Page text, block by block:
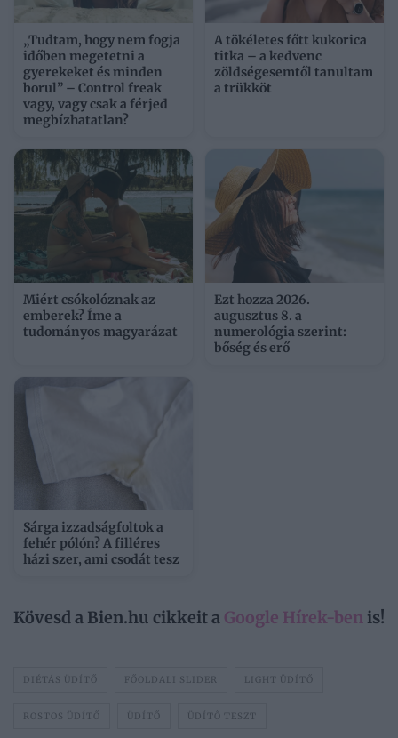
„Tudtam, hogy nem fogja
időben megetetni a
gyerekeket és minden
borul” – Control freak
vagy, vagy csak a férjed
megbízhatatlan?
A tökéletes főtt kukorica
titka – a kedvenc
zöldségesemtől tanultam
a trükköt
Miért csókolóznak az
emberek? Íme a
tudományos magyarázat
Ezt hozza 2026.
augusztus 8. a
numerológia szerint:
bőség és erő
Sárga izzadságfoltok a
fehér pólón? A filléres
házi szer, ami csodát tesz
Kövesd a Bien.hu cikkeit a Google Hírek-ben is!
DIÉTÁS ÜDÍTŐ FŐOLDALI SLIDER LIGHT ÜDÍTŐ
ROSTOS ÜDÍTŐ ÜDÍTŐ ÜDÍTŐ TESZT